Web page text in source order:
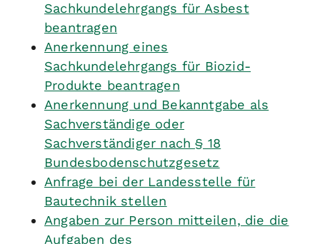
Sachkundelehrgangs für Asbest
beantragen
Anerkennung eines
Sachkundelehrgangs für Biozid-
Produkte beantragen
Anerkennung und Bekanntgabe als
Sachverständige oder
Sachverständiger nach § 18
Bundesbodenschutzgesetz
Anfrage bei der Landesstelle für
Bautechnik stellen
Angaben zur Person mitteilen, die die
Aufgaben des